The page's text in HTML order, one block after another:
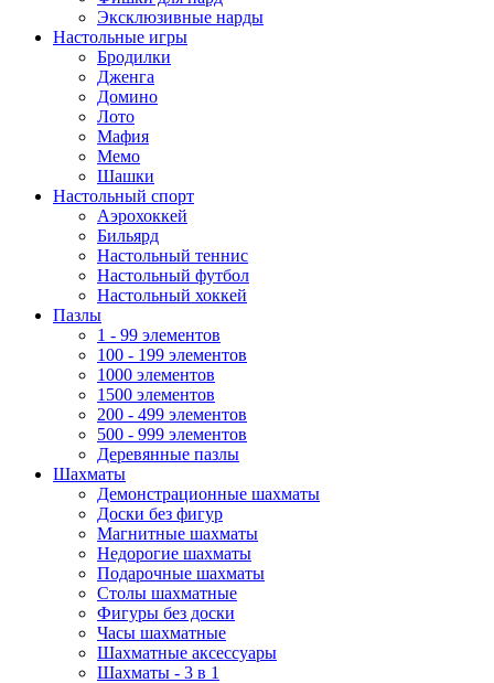
Эксклюзивные нарды
Настольные игры
Бродилки
Дженга
Домино
Лото
Мафия
Мемо
Шашки
Настольный спорт
Аэрохоккей
Бильярд
Настольный теннис
Настольный футбол
Настольный хоккей
Пазлы
1 - 99 элементов
100 - 199 элементов
1000 элементов
1500 элементов
200 - 499 элементов
500 - 999 элементов
Деревянные пазлы
Шахматы
Демонстрационные шахматы
Доски без фигур
Магнитные шахматы
Недорогие шахматы
Подарочные шахматы
Столы шахматные
Фигуры без доски
Часы шахматные
Шахматные аксессуары
Шахматы - 3 в 1